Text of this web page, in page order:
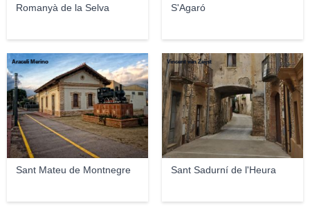
Romanyà de la Selva S'Agaró
Sant Mateu de Montnegre
Araceli Merino
Sant Sadurní de l'Heura
Vincent van Zeijst